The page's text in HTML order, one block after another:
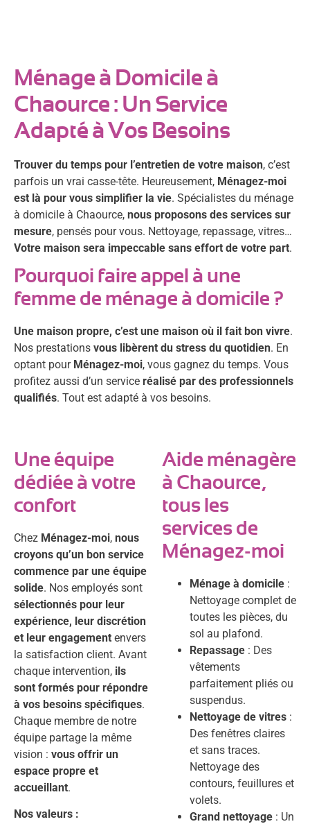
Ménage à Domicile à
Chaource : Un Service
Adapté à Vos Besoins
Trouver du temps pour l’entretien de votre maison, c’est
parfois un vrai casse-tête. Heureusement, Ménagez-moi
est là pour vous simplifier la vie. Spécialistes du ménage
à domicile à Chaource, nous proposons des services sur
mesure, pensés pour vous. Nettoyage, repassage, vitres…
Votre maison sera impeccable sans effort de votre part.
Pourquoi faire appel à une
femme de ménage à domicile ?
Une maison propre, c’est une maison où il fait bon vivre.
Nos prestations vous libèrent du stress du quotidien. En
optant pour Ménagez-moi, vous gagnez du temps. Vous
profitez aussi d’un service réalisé par des professionnels
qualifiés. Tout est adapté à vos besoins.
Une équipe
dédiée à votre
confort
Chez Ménagez-moi, nous
croyons qu’un bon service
commence par une équipe
solide. Nos employés sont
sélectionnés pour leur
expérience, leur discrétion
et leur engagement envers
la satisfaction client. Avant
chaque intervention, ils
sont formés pour répondre
à vos besoins spécifiques.
Chaque membre de notre
équipe partage la même
vision : vous offrir un
espace propre et
accueillant.
Nos valeurs :
Aide ménagère
à Chaource,
tous les
services de
Ménagez-moi
Ménage à domicile :
Nettoyage complet de
toutes les pièces, du
sol au plafond.
Repassage : Des
vêtements
parfaitement pliés ou
suspendus.
Nettoyage de vitres :
Des fenêtres claires
et sans traces.
Nettoyage des
contours, feuillures et
volets.
Grand nettoyage : Un